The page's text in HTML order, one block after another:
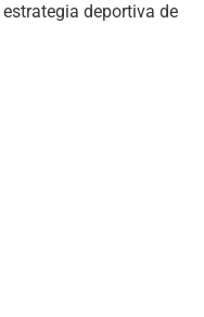
deportiva de